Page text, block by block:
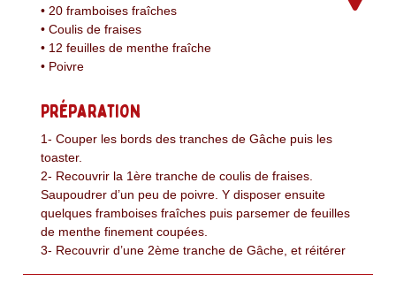
• 20 framboises fraîches
• Coulis de fraises
• 12 feuilles de menthe fraîche
• Poivre
Préparation
1- Couper les bords des tranches de Gâche puis les
toaster.
2- Recouvrir la 1ère tranche de coulis de fraises.
Saupoudrer d’un peu de poivre. Y disposer ensuite
quelques framboises fraîches puis parsemer de feuilles
de menthe finement coupées.
3- Recouvrir d’une 2ème tranche de Gâche, et réitérer